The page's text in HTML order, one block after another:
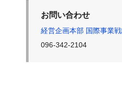
お問い合わせ
経営企画本部 国際事業
096-342-2104